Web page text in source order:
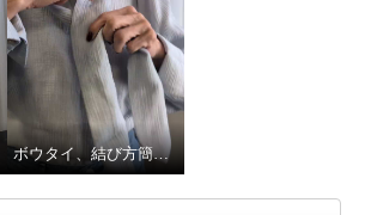
ボウタイ、結び方簡単バリエーション